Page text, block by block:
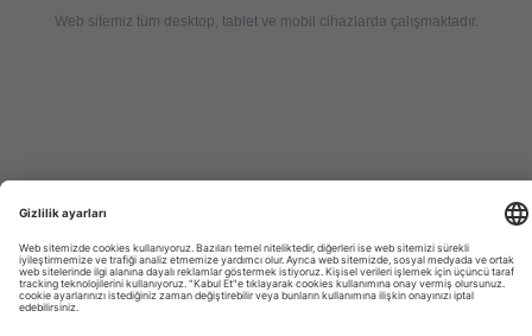
Web sitemiz tüm desktop, tablet ve mobil cihazlarda çalışmaktadır.
de
Tourismus
Nachrichten,
новости